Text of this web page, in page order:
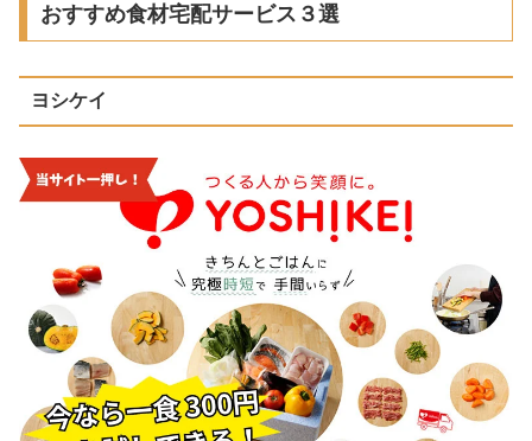
おすすめ食材宅配サービス３選
ヨシケイ